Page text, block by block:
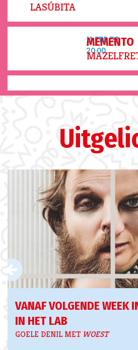
LASÚBITA
11 FEB ’27
20:00
MEMENTO
VANAF VOLGENDE WEEK
IN HET LAB
GOELE DENIL MET WOEST